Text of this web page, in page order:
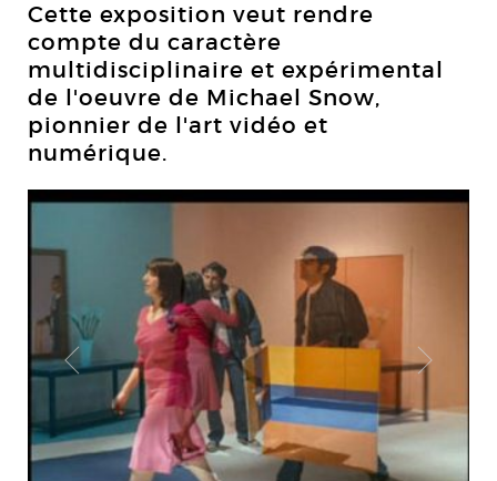
Cette exposition veut rendre
compte du caractère
multidisciplinaire et expérimental
de l'oeuvre de Michael Snow,
pionnier de l'art vidéo et
numérique.